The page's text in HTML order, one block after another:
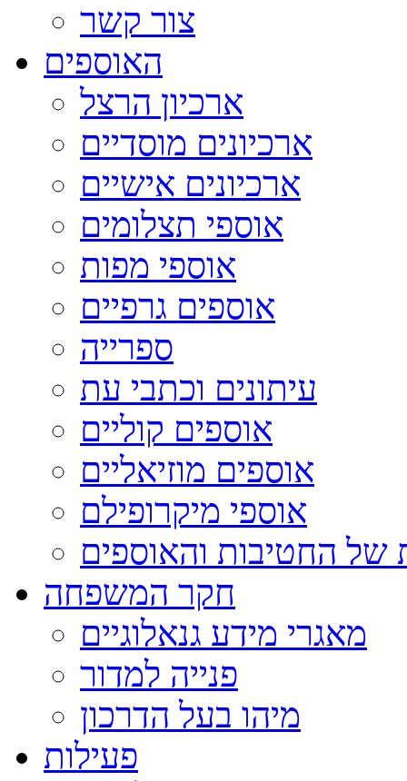
צור קשר
האוספים
ארכיון הרצל
ארכיונים מוסדיים
ארכיונים אישיים
אוספי תצלומים
אוספי מפות
אוספים גרפיים
ספרייה
עיתונים וכתבי עת
אוספים קוליים
אוספים מוזיאליים
אוספי מיקרופילם
של החטיבות והאוספים
חקר המשפחה
מאגרי מידע גנאלוגיים
פנייה למדור
מיהו בעל הדרכון
פעילות